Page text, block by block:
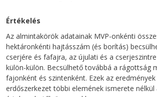
Értékelés
Az almintakörök adatainak MVP-onkénti
hektáronkénti hajtásszám (és borítás)
cserjére és fafajra, az újulati és a
külön-külön. Becsülhető továbbá a rágottság
fajonként és szintenként. Ezek az
erdőszerkezet többi elemének ismerete nélkül